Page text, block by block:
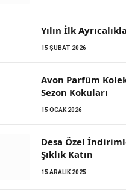
Yılın İlk
15 ŞUBAT 2026
Avon Parfüm
Sezon Kokuları
15 OCAK 2026
Desa Özel
Şıklık Katın
15 ARALIK 2025